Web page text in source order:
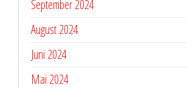
September 2024
August 2024
Juni 2024
Mai 2024